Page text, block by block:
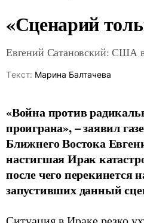
«Сценарий
Евгений Сатановский: США
Tекст: Марина Балтачева
«Война против
проиграна», – заявил
Ближнего Востока
настигшая Ирак
после чего
запустивших данный